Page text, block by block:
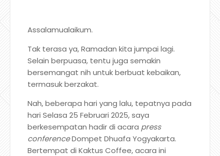
Assalamualaikum.
Tak terasa ya, Ramadan kita jumpai lagi.
Selain berpuasa, tentu juga semakin
bersemangat nih untuk berbuat kebaikan,
termasuk berzakat.
Nah, beberapa hari yang lalu, tepatnya pada
hari Selasa 25 Februari 2025, saya
berkesempatan hadir di acara press
conferenceDompet Dhuafa Yogyakarta.
Bertempat di Kaktus Coffee, acara ini